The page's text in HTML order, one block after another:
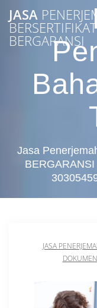
JASA
BERSERTIFIKAT
BERGARANSI
Jasa
JASA
DOKUMEN